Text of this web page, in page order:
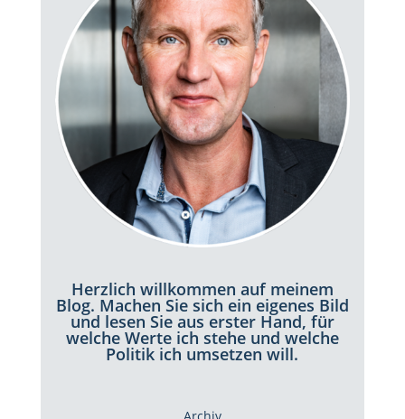
Herzlich willkommen auf meinem
Blog. Machen Sie sich ein eigenes Bild
und lesen Sie aus erster Hand, für
welche Werte ich stehe und welche
Politik ich umsetzen will.